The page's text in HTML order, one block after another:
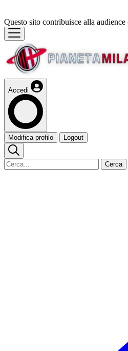
Questo sito contribuisce alla audience
Accedi
Modifica profilo Logout
Cerca